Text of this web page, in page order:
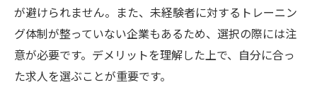
が避けられません。また、未経験者に対するトレーニン
グ体制が整っていない企業もあるため、選択の際には注
意が必要です。デメリットを理解した上で、自分に合っ
た求人を選ぶことが重要です。